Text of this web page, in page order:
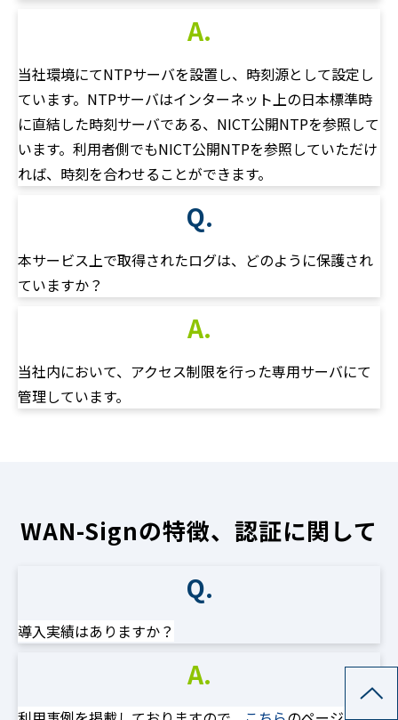
A.
当社環境にてNTPサーバを設置し、時刻源として設定し
ています。NTPサーバはインターネット上の日本標準時
に直結した時刻サーバである、NICT公開NTPを参照して
います。利用者側でもNICT公開NTPを参照していただけ
れば、時刻を合わせることができます。
Q.
本サービス上で取得されたログは、どのように保護され
ていますか？
A.
当社内において、アクセス制限を行った専用サーバにて
管理しています。
WAN-Signの特徴、認証に関して
Q.
導入実績はありますか？
A.